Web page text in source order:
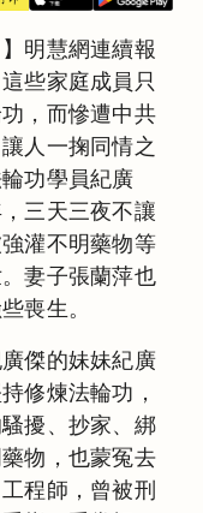
明慧網連續報
些家庭成員只
，而慘遭中共
人一掬同情之
功學員紀廣
三天三夜不讓
灌不明藥物等
妻子張蘭萍也
喪生。
傑的妹妹紀廣
修煉法輪功，
擾、抄家、綁
物，也蒙冤去
程師，曾被刑